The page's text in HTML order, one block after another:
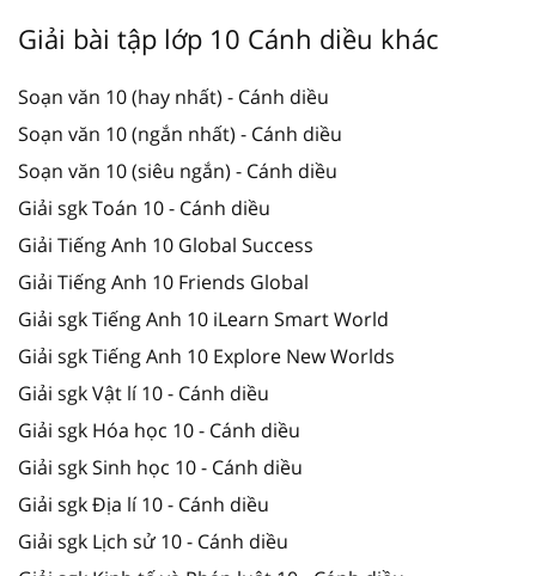
Giải bài tập lớp 10 Cánh diều khác
Soạn văn 10 (hay nhất) - Cánh diều
Soạn văn 10 (ngắn nhất) - Cánh diều
Soạn văn 10 (siêu ngắn) - Cánh diều
Giải sgk Toán 10 - Cánh diều
Giải Tiếng Anh 10 Global Success
Giải Tiếng Anh 10 Friends Global
Giải sgk Tiếng Anh 10 iLearn Smart World
Giải sgk Tiếng Anh 10 Explore New Worlds
Giải sgk Vật lí 10 - Cánh diều
Giải sgk Hóa học 10 - Cánh diều
Giải sgk Sinh học 10 - Cánh diều
Giải sgk Địa lí 10 - Cánh diều
Giải sgk Lịch sử 10 - Cánh diều